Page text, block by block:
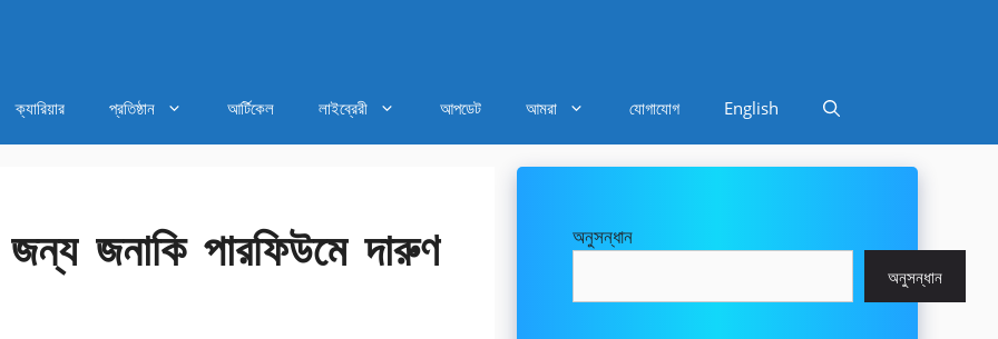
ক্যারিয়ার প্রতিষ্ঠান আর্টিকেল লাইব্রেরী আপডেট আমরা যোগাযোগ English
জনাকি পারফিউমে দারুণ
অনুসন্ধান
অনুসন্ধান